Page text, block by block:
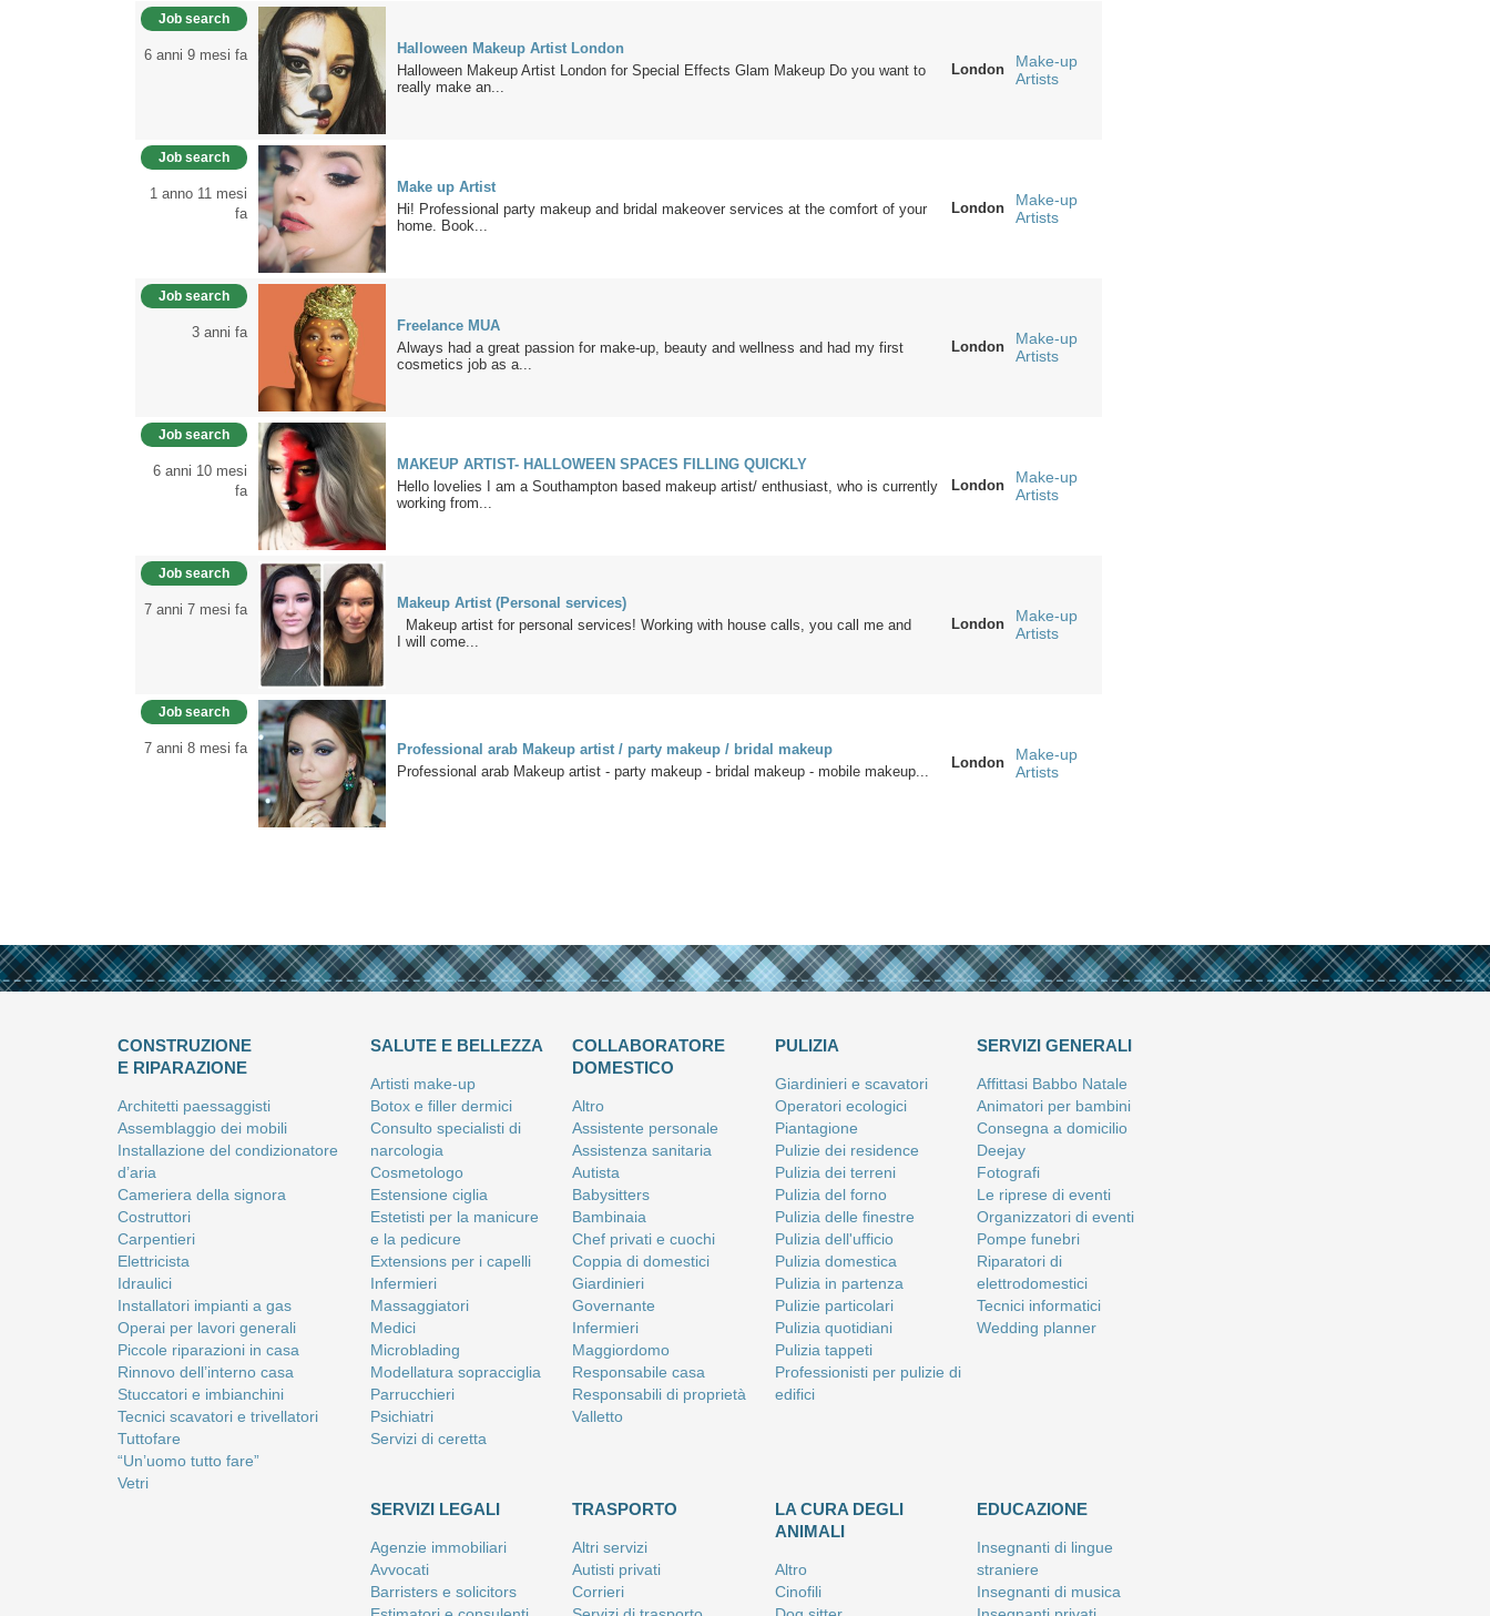
Job search
6 anni 9 mesi fa
Halloween Makeup Artist London
Halloween Makeup Artist London for Special Effects Glam Makeup Do you want to
really make an...
London
Make-up
Artists
Job search
1 anno 11 mesi
fa
Make up Artist
Hi! Professional party makeup and bridal makeover services at the comfort of your
home. Book...
London
Make-up
Artists
Job search
3 anni fa
Freelance MUA
Always had a great passion for make-up, beauty and wellness and had my first
cosmetics job as a...
London
Make-up
Artists
Job search
6 anni 10 mesi
fa
MAKEUP ARTIST- HALLOWEEN SPACES FILLING QUICKLY
Hello lovelies I am a Southampton based makeup artist/ enthusiast, who is currently
working from...
London
Make-up
Artists
Job search
7 anni 7 mesi fa
Makeup Artist (Personal services)
Makeup artist for personal services! Working with house calls, you call me and
I will come...
London
Make-up
Artists
Job search
7 anni 8 mesi fa
Professional arab Makeup artist / party makeup / bridal makeup
Professional arab Makeup artist - party makeup - bridal makeup - mobile makeup...
London
Make-up
Artists
CONSTRUZIONE
E RIPARAZIONE
Architetti paessaggisti
Assemblaggio dei mobili
Installazione del condizionatore
d’aria
Cameriera della signora
Costruttori
Carpentieri
Elettricista
Idraulici
Installatori impianti a gas
Operai per lavori generali
Piccole riparazioni in casa
Rinnovo dell’interno casa
Stuccatori e imbianchini
Tecnici scavatori e trivellatori
Tuttofare
“Un’uomo tutto fare”
Vetri
SALUTE E BELLEZZA
Artisti make-up
Botox e filler dermici
Consulto specialisti di
narcologia
Cosmetologo
Estensione ciglia
Estetisti per la manicure
e la pedicure
Extensions per i capelli
Infermieri
Massaggiatori
Medici
Microblading
Modellatura sopracciglia
Parrucchieri
Psichiatri
Servizi di ceretta
COLLABORATORE
DOMESTICO
Altro
Assistente personale
Assistenza sanitaria
Autista
Babysitters
Bambinaia
Chef privati e cuochi
Coppia di domestici
Giardinieri
Governante
Infermieri
Maggiordomo
Responsabile casa
Responsabili di proprietà
Valletto
PULIZIA
Giardinieri e scavatori
Operatori ecologici
Piantagione
Pulizie dei residence
Pulizia dei terreni
Pulizia del forno
Pulizia delle finestre
Pulizia dell'ufficio
Pulizia domestica
Pulizia in partenza
Pulizie particolari
Pulizia quotidiani
Pulizia tappeti
Professionisti per pulizie di
edifici
SERVIZI GENERALI
Affittasi Babbo Natale
Animatori per bambini
Consegna a domicilio
Deejay
Fotografi
Le riprese di eventi
Organizzatori di eventi
Pompe funebri
Riparatori di
elettrodomestici
Tecnici informatici
Wedding planner
SERVIZI LEGALI
Agenzie immobiliari
Avvocati
Barristers e solicitors
TRASPORTO
Altri servizi
Autisti privati
Corrieri
LA CURA DEGLI
ANIMALI
Altro
Cinofili
EDUCAZIONE
Insegnanti di lingue
straniere
Insegnanti di musica